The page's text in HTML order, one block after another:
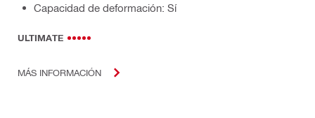
Capacidad de deformación: Sí
ULTIMATE
MÁS INFORMACIÓN